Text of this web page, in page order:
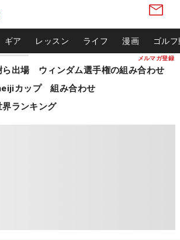
メルマガ登録
ギア レッスン ライフ 漫画 ゴル
ら出場 ウィンダム選手権の組み合わせ
カップ 組み合わせ
界ランキング